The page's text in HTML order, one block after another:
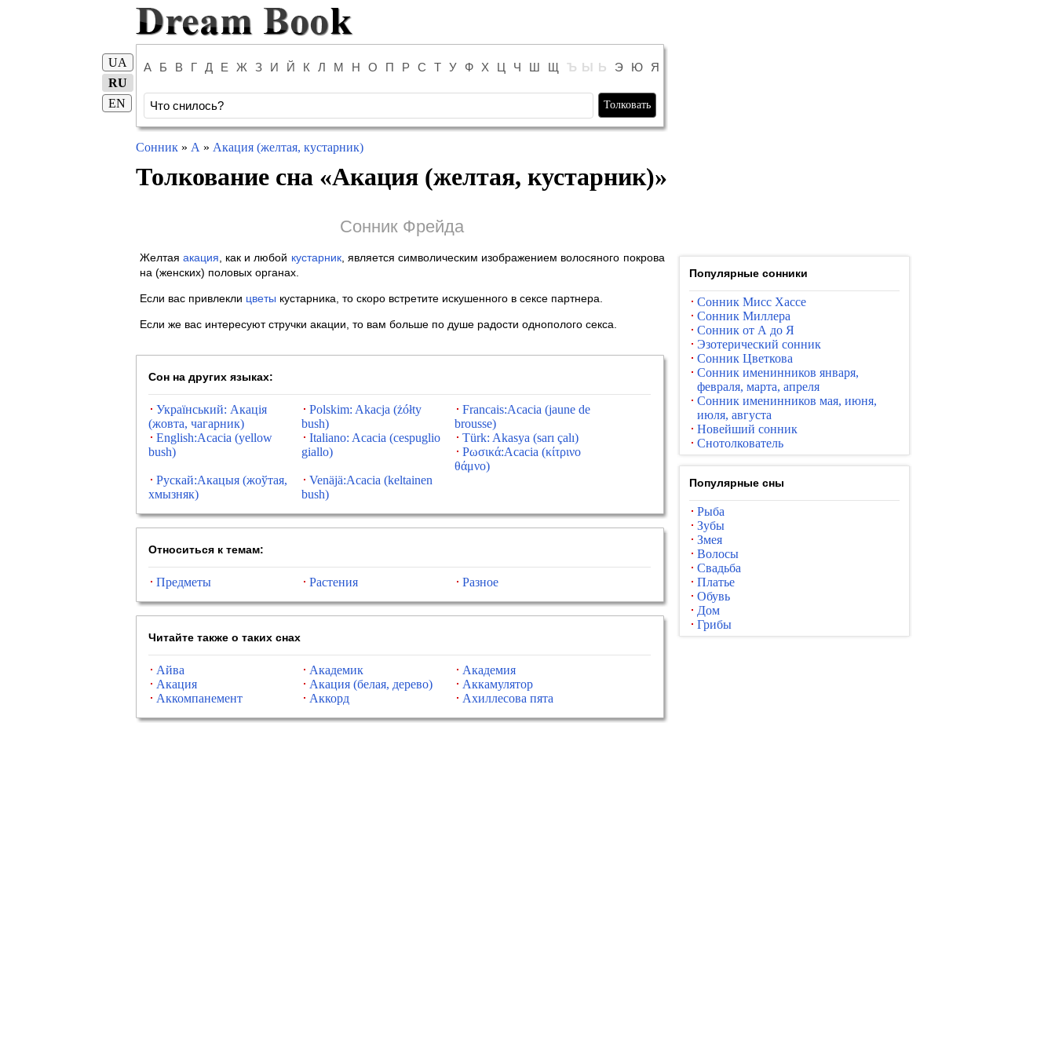
А Б В Г Д Е Ж З И Й К Л М Н О П Р С Т У Ф Х Ц Ч Ш Щ Ъ Ы Ь Э Ю Я
UA
RU
EN
Сонник» А » Акация (желтая, кустарник)
Толкование сна «Акация (желтая, кустарник)»
Сонник Фрейда
Желтая акация , как и любой кустарник, является символическим изображением волосяного покрова
на (женских) половых органах.
Если вас привлекли цветы кустарника, то скоро встретите искушенного в сексе партнера.
Если же вас интересуют стручки акации, то вам больше по душе радости однополого секса.
Сон на других языках:
Український: Акація
(жовта, чагарник)
Polskim: Akacja (żółty
bush)
Francais:Acacia (jaune de
brousse)
English:Acacia (yellow
bush)
Italiano: Acacia (cespuglio
giallo)
Türk: Akasya (sarı çalı)
Ρωσικά:Acacia (κίτρινο
θάμνο)
Рускай:Акацыя (жоўтая,
хмызняк)
Venäjä:Acacia (keltainen
bush)
Относиться к темам:
Предметы Растения Разное
Читайте также о таких снах
Айва Академик
Академия
Акация
Акация (белая, дерево)
Аккамулятор
Аккомпанемент
Аккорд Ахиллесова пята
Популярные сонники
Сонник Мисс Хассе
Сонник Миллера
Сонник от А до Я
Эзотерический сонник
Сонник Цветкова
Сонник именинников января,
февраля, марта, апреля
Сонник именинников мая, июня,
июля, августа
Новейший сонник
Снотолкователь
Популярные сны
Рыба
Зубы
Змея
Волосы
Свадьба
Платье
Обувь
Дом
Грибы